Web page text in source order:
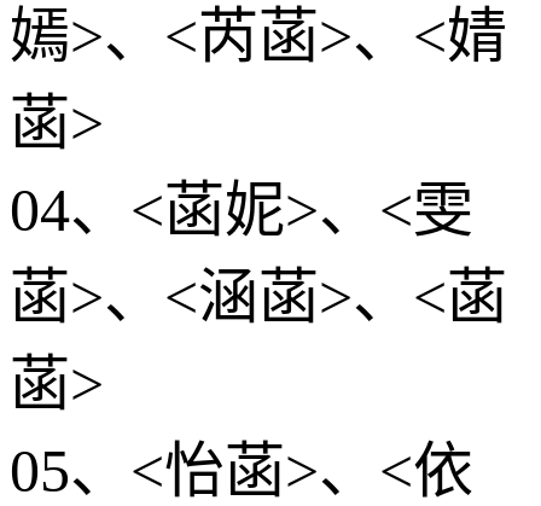
嫣>、<芮菡>、<婧
菡>
04、<菡妮>、<雯
菡>、<涵菡>、<菡
菡>
05、<怡菡>、<依